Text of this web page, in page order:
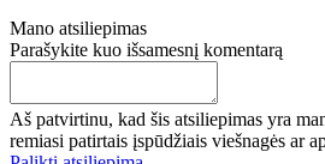
Mano atsiliepimas
Parašykite kuo išsamesnį komentarą
Aš patvirtinu, kad šis atsiliepimas yra
remiasi patirtais įspūdžiais viešnagės ar